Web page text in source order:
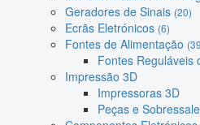
Geradores de Sinais (20)
Ecrãs Eletrónicos (6)
Fontes de Alimentação
Fontes Reguláveis
Impressão 3D
Impressoras 3D
Peças e